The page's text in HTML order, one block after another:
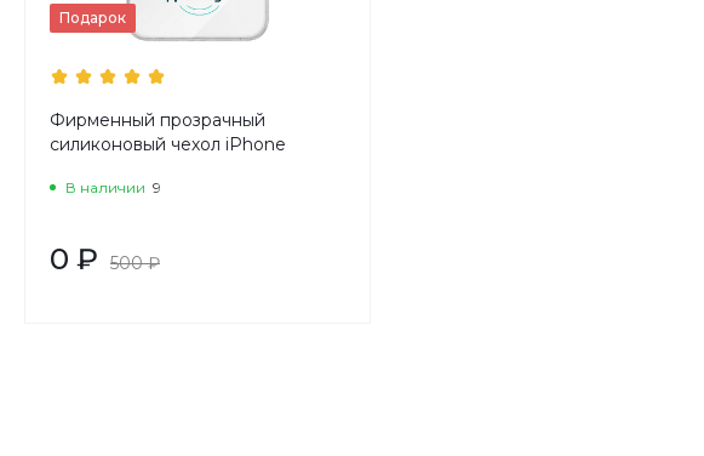
Подарок
Фирменный прозрачный
силиконовый чехол iPhone
В наличии 9
0 ₽ 500 ₽